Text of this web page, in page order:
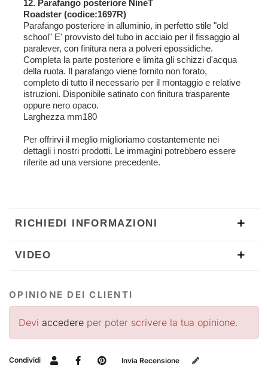
12. Parafango posteriore NineT
Roadster (codice:1697R)
Parafango posteriore in alluminio, in perfetto stile "old
school" E' provvisto del tubo in acciaio per il fissaggio al
paralever, con finitura nera a polveri epossidiche.
Completa la parte posteriore e limita gli schizzi d'acqua
della ruota. Il parafango viene fornito non forato,
completo di tutto il necessario per il montaggio e relative
istruzioni. Disponibile satinato con finitura trasparente
oppure nero opaco.
Larghezza mm180
Per offrirvi il meglio miglioriamo costantemente nei
dettagli i nostri prodotti. Le immagini potrebbero essere
riferite ad una versione precedente.
RICHIEDI INFORMAZIONI
VIDEO
OPINIONE DEI CLIENTI
Devi accedere per poter scrivere la tua opinione.
Condividi Invia Recensione